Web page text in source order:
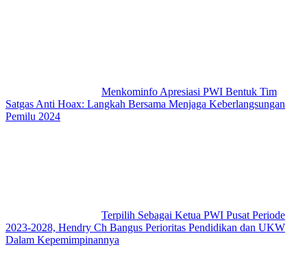
Menkominfo Apresiasi PWI Bentuk Tim
Satgas Anti Hoax: Langkah Bersama Menjaga Keberlangsungan
Pemilu 2024
Terpilih Sebagai Ketua PWI Pusat Periode
2023-2028, Hendry Ch Bangus Perioritas Pendidikan dan UKW
Dalam Kepemimpinannya